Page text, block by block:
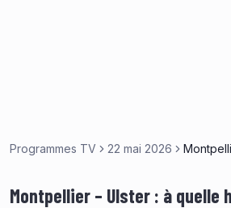
Programmes TV 22 mai 2026
Montpellier – Ulster : à quelle